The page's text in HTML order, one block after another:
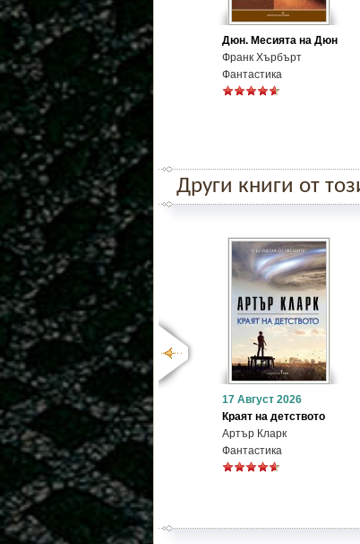
Дюн. Месията на Дюн
Франк Хърбърт
Фантастика
Други книги от
17 Август 2026
Краят на детството
Артър Кларк
Фантастика